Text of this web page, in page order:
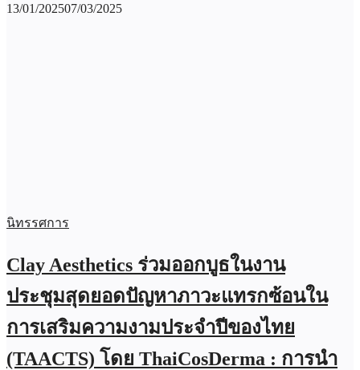
13/01/202507/03/2025
นิทรรศการ
Clay Aesthetics ร่วมออกบูธในงาน
ประชุมสุดยอดปัญหาภาวะแทรกซ้อนใน
การเสริมความงามประจำปีของไทย
(TAACTS) โดย ThaiCosDerma : การนำ